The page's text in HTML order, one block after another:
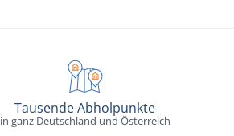
Tausende Abholpunkte
in ganz Deutschland und Österreich